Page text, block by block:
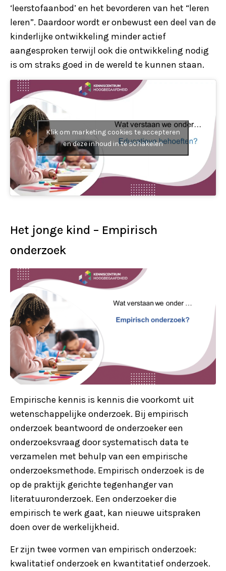
‘leerstofaanbod’ en het bevorderen van het “leren
leren”. Daardoor wordt er onbewust een deel van de
kinderlijke ontwikkeling minder actief
aangesproken terwijl ook die ontwikkeling nodig
is om straks goed in de wereld te kunnen staan.
Klik om marketing cookies te accepteren
en deze inhoud in te schakelen
Het jonge kind – Empirisch
onderzoek
Empirische kennis is kennis die voorkomt uit
wetenschappelijke onderzoek. Bij empirisch
onderzoek beantwoord de onderzoeker een
onderzoeksvraag door systematisch data te
verzamelen met behulp van een empirische
onderzoeksmethode. Empirisch onderzoek is de
op de praktijk gerichte tegenhanger van
literatuuronderzoek. Een onderzoeker die
empirisch te werk gaat, kan nieuwe uitspraken
doen over de werkelijkheid.
Er zijn twee vormen van empirisch onderzoek:
kwalitatief onderzoek en kwantitatief onderzoek.